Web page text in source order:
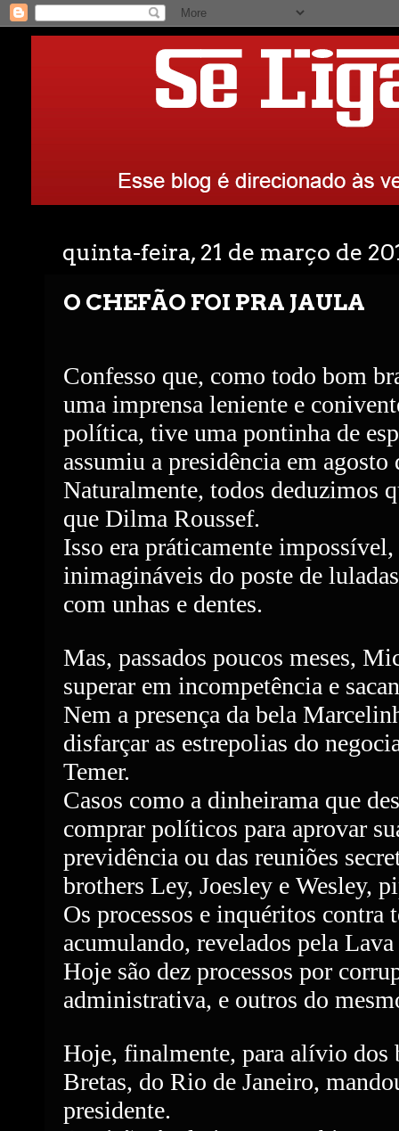
quinta-feira, 21 de março de
O CHEFÃO FOI PRA JAULA
Confesso que, como todo bom
uma imprensa leniente e
política, tive uma pontinha de
assumiu a presidência em agosto
Naturalmente, todos deduzimos
que Dilma Roussef.
Isso era práticamente impossível,
inimagináveis do poste de
com unhas e dentes.
Mas, passados poucos meses,
superar em incompetência e
Nem a presença da bela
disfarçar as estrepolias do
Temer.
Casos como a dinheirama que
comprar políticos para aprovar
previdência ou das reuniões
brothers Ley, Joesley e Wesley,
Os processos e inquéritos contra
acumulando, revelados pela Lava
Hoje são dez processos por
administrativa, e outros do
Hoje, finalmente, para alívio
Bretas, do Rio de Janeiro,
presidente.